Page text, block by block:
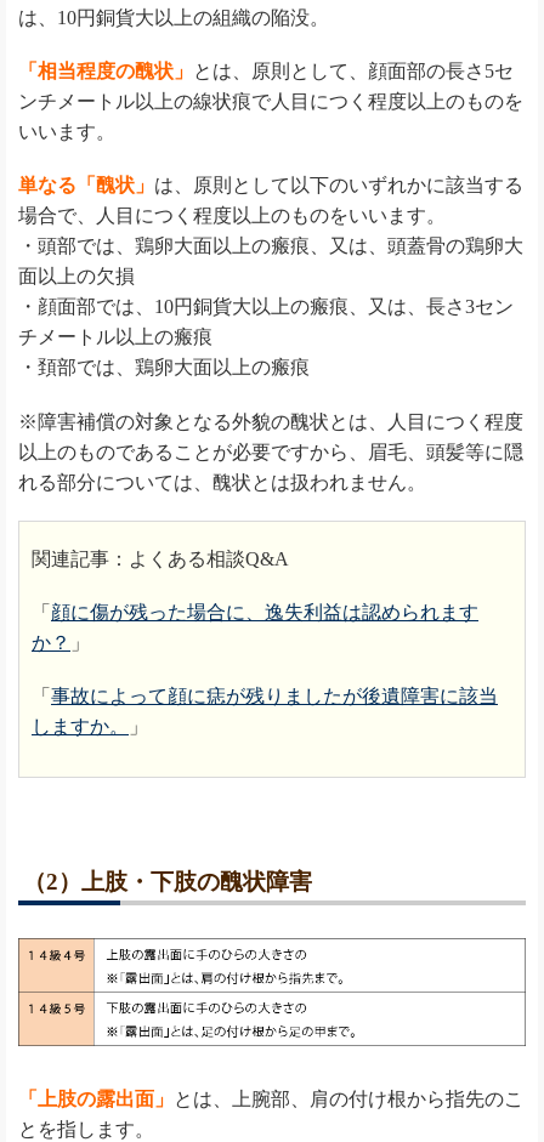
は、10円銅貨大以上の組織の陥没。
「相当程度の醜状」 とは、原則として、顔面部の長さ5セ
ンチメートル以上の線状痕で人目につく程度以上のものを
いいます。
単なる「醜状」 は、原則として以下のいずれかに該当する
場合で、人目につく程度以上のものをいいます。
・頭部では、鶏卵大面以上の瘢痕、又は、頭蓋骨の鶏卵大
面以上の欠損
・顔面部では、10円銅貨大以上の瘢痕、又は、長さ3セン
チメートル以上の瘢痕
・頚部では、鶏卵大面以上の瘢痕
※障害補償の対象となる外貌の醜状とは、人目につく程度
以上のものであることが必要ですから、眉毛、頭髪等に隠
れる部分については、醜状とは扱われません。
関連記事：よくある相談Q&A
「 顔に傷が残った場合に、逸失利益は認められます
か？ 」
「 事故によって顔に痣が残りましたが後遺障害に該当
しますか。
」
（2）上肢・下肢の醜状障害
「上肢の露出面」 とは、上腕部、肩の付け根から指先のこ
とを指します。